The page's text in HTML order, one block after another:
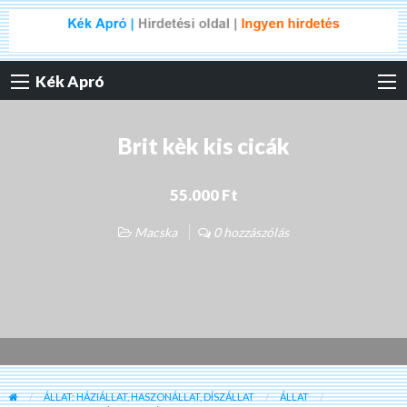
Kék Apró
Brit kèk kis cicák
55.000 Ft
Macska 0 hozzászólás
ÁLLAT: HÁZIÁLLAT, HASZONÁLLAT, DÍSZÁLLAT
ÁLLAT